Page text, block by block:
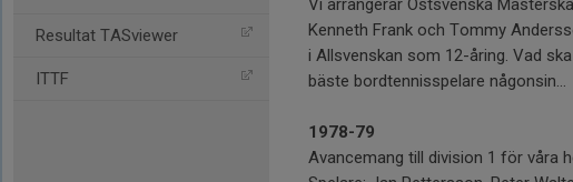
Resultat TASviewer
ITTF
Vi arrangerar Östsvenska
Kenneth Frank och Tommy
i Allsvenskan som 12-åring. Vad
bäste bordtennisspelare någonsin...
1978-79
Avancemang till division 1 för våra